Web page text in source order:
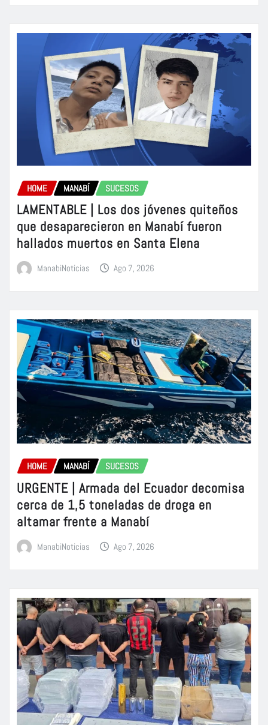
HOME MANABÍ SUCESOS
LAMENTABLE | Los dos jóvenes quiteños
que desaparecieron en Manabí fueron
hallados muertos en Santa Elena
ManabiNoticias Ago 7, 2026
HOME MANABÍ SUCESOS
URGENTE | Armada del Ecuador decomisa
cerca de 1,5 toneladas de droga en
altamar frente a Manabí
ManabiNoticias Ago 7, 2026